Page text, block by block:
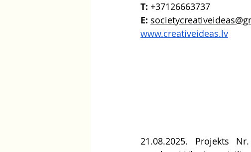
T: +37126663737
E:
www.creativeideas.lv
21.08.2025. Projekts Nr.